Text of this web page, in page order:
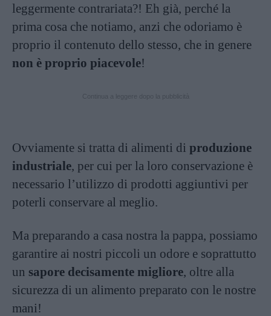
leggermente contrariata?! Eh già, perché la
prima cosa che notiamo, anzi che odoriamo è
proprio il contenuto dello stesso, che in genere
non è proprio piacevole!
Ovviamente si tratta di alimenti di produzione
industriale, per cui per la loro conservazione è
necessario l’utilizzo di prodotti aggiuntivi per
poterli conservare al meglio.
Ma preparando a casa nostra la pappa, possiamo
garantire ai nostri piccoli un odore e soprattutto
un sapore decisamente migliore, oltre alla
sicurezza di un alimento preparato con le nostre
mani!